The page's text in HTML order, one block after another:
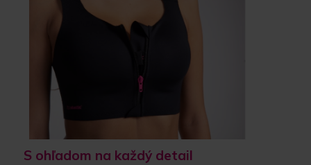
S ohľadom na každý detail